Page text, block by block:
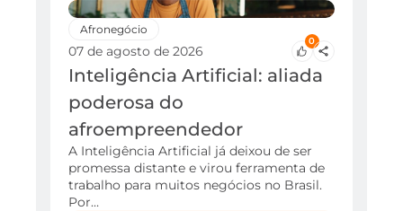
Afronegócio
07 de agosto de 2026
0
Inteligência Artificial: aliada
poderosa do
afroempreendedor
A Inteligência Artificial já deixou de ser
promessa distante e virou ferramenta de
trabalho para muitos negócios no Brasil.
Por…